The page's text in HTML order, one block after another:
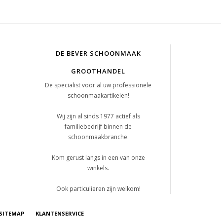
DE BEVER SCHOONMAAK
GROOTHANDEL
De specialist voor al uw professionele
schoonmaakartikelen!
Wij zijn al sinds 1977 actief als
familiebedrijf binnen de
schoonmaakbranche.
Kom gerust langs in een van onze
winkels.
Ook particulieren zijn welkom!
KLANTENSERVICE